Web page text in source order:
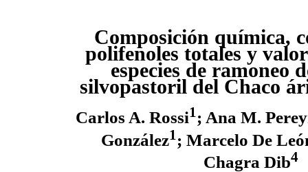
Composición química,
polifenoles totales y
especies de ramoneo
silvopastoril del Chaco
Carlos A. Rossi1 ; Ana M.
González1 ; Marcelo De
Chagra Dib4